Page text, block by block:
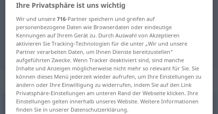
Deutsch-Türkisch Übersetzung für
"Belastung"
"Belastung" Türkisch Übersetzung
„Belastung“: weiblich
Belastungf <Belastung;-en>
Ihre Privatsphäre ist uns wichtig
Wir und unsere716-Partner speichern und greifen auf
personenbezogene Daten wie Browserdaten oder eindeutige
Kennungen auf Ihrem Gerät zu. Durch Auswahl von Akzeptieren
aktivieren Sie Tracking-Technologien für die unter „Wir und unsere
Partner verarbeiten Daten, um Ihnen Dienste bereitzustellen“
aufgeführten Zwecke. Wenn Tracker deaktiviert sind, sind manche
Inhalte und Anzeigen möglicherweise nicht mehr so relevant für Sie. Sie
können dieses Menü jederzeit wieder aufrufen, um Ihre Einstellungen zu
ändern oder Ihre Einwilligung zu widerrufen, indem Sie auf den Link
Privatsphäre-Einstellungen am unteren Rand der Webseite klicken. Ihre
Einstellungen gelten innerhalb unseres Website. Weitere Informationen
finden Sie in unserer Datenschutzerklärung.